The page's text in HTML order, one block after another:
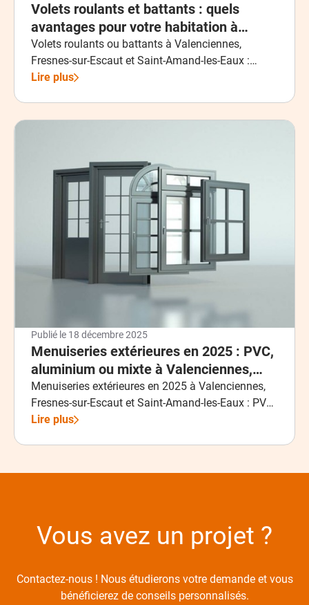
Volets roulants et battants : quels
avantages pour votre habitation à
Valenciennes, Fresnes-sur-Escaut et
Saint-Amand-les-Eaux ?
Volets roulants ou battants à Valenciennes,
Fresnes-sur-Escaut et Saint-Amand-les-Eaux :
améliorez le confort thermique, la sécurité et la
Lire plus
Publié le 18 décembre 2025
Menuiseries extérieures en 2025 : PVC,
aluminium ou mixte à Valenciennes,
Fresnes-sur-Escaut et Saint-Amand-
les-Eaux ?
Menuiseries extérieures en 2025 à Valenciennes,
Fresnes-sur-Escaut et Saint-Amand-les-Eaux : PVC,
aluminium ou mixte ? Découvrez quel matériau
Lire plus
Vous avez un projet ?
Contactez-nous ! Nous étudierons votre demande et vous
bénéficierez de conseils personnalisés.